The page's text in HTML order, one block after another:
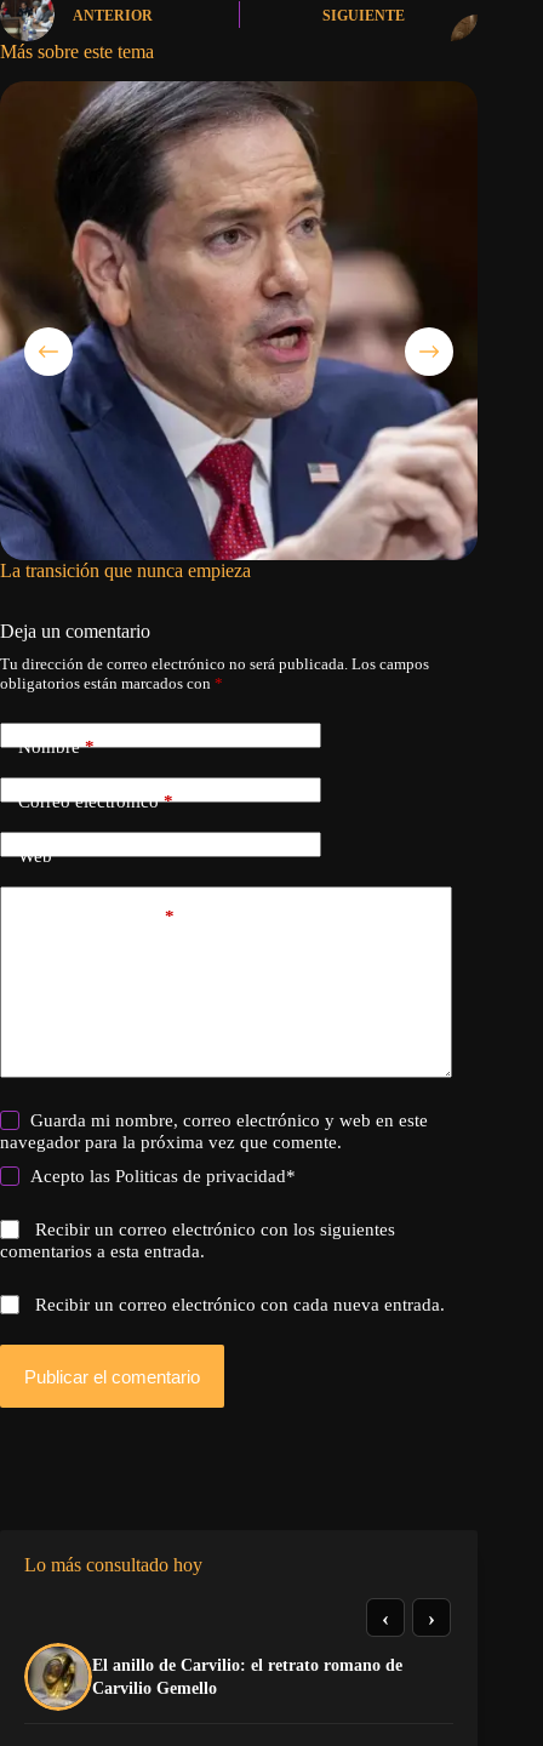
ANTERIOR SIGUIENTE
Más sobre este tema
La transición que nunca empieza
Deja un comentario
Tu dirección de correo electrónico no será publicada. Los campos
obligatorios están marcados con *
Nombre*
Correo electrónico*
Web
*
Guarda mi nombre, correo electrónico y web en este
navegador para la próxima vez que comente.
Acepto lasPoliticas de privacidad*
Recibir un correo electrónico con los siguientes
comentarios a esta entrada.
Recibir un correo electrónico con cada nueva entrada.
Publicar el comentario
Lo más consultado hoy
El anillo de Carvilio: el retrato romano de
Carvilio Gemello
‹ ›